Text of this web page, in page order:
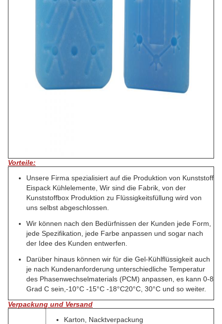
Vorteile:
Unsere Firma spezialisiert auf die Produktion von Kunststoff
Eispack Kühlelemente, Wir sind die Fabrik, von der
Kunststoffbox Produktion zu Flüssigkeitsfüllung wird von
uns selbst abgeschlossen.
Wir können nach den Bedürfnissen der Kunden jede Form,
jede Spezifikation, jede Farbe anpassen und sogar nach
der Idee des Kunden entwerfen.
Darüber hinaus können wir für die Gel-Kühlflüssigkeit auch
je nach Kundenanforderung unterschiedliche Temperatur
des Phasenwechselmaterials (PCM) anpassen, es kann 0-8
Grad C sein,-10°C -15°C -18°C20°C, 30°C und so weiter.
Verpackung und Versand
Karton, Nacktverpackung